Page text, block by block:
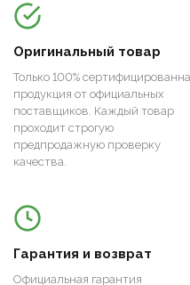
Оригинальный товар
Только 100%
продукция от официальных
поставщиков. Каждый товар
проходит строгую
предпродажную проверку
качества.
Гарантия и возврат
Официальная гарантия